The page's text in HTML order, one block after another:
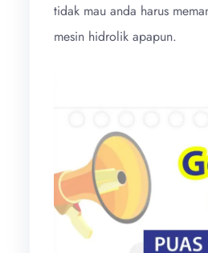
tidak mau anda harus
mesin hidrolik apapun.